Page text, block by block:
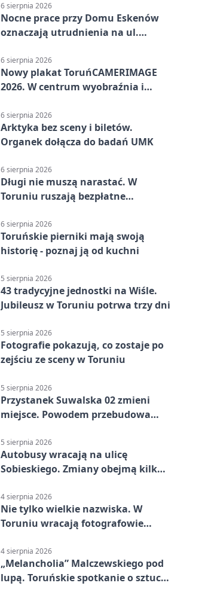
6 sierpnia 2026
Nocne prace przy Domu Eskenów
oznaczają utrudnienia na ul.
6 sierpnia 2026
Nowy plakat ToruńCAMERIMAGE
2026. W centrum wyobraźnia i
6 sierpnia 2026
Arktyka bez sceny i biletów.
Organek dołącza do badań UMK
6 sierpnia 2026
Długi nie muszą narastać. W
Toruniu ruszają bezpłatne
6 sierpnia 2026
Toruńskie pierniki mają swoją
historię - poznaj ją od kuchni
5 sierpnia 2026
43 tradycyjne jednostki na Wiśle.
Jubileusz w Toruniu potrwa trzy dni
5 sierpnia 2026
Fotografie pokazują, co zostaje po
zejściu ze sceny w Toruniu
5 sierpnia 2026
Przystanek Suwalska 02 zmieni
miejsce. Powodem przebudowa
5 sierpnia 2026
Autobusy wracają na ulicę
Sobieskiego. Zmiany obejmą kilka
4 sierpnia 2026
Nie tylko wielkie nazwiska. W
Toruniu wracają fotografowie
4 sierpnia 2026
„Melancholia” Malczewskiego pod
lupą. Toruńskie spotkanie o sztuce